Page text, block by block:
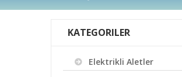
KATEGORILER
Elektrikli Aletler